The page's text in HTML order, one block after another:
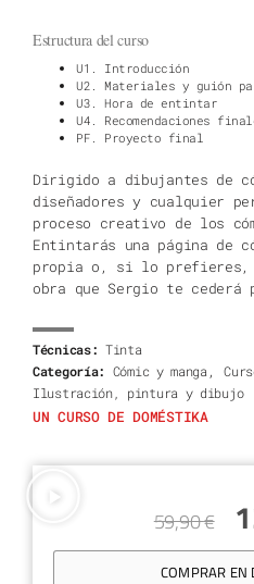
Estructura del curso
U1. Introducción
U2. Materiales y guión
U3. Hora de entintar
U4. Recomendaciones
PF. Proyecto final
Dirigido a dibujantes de
diseñadores y cualquier
proceso creativo de los
Entintarás una página de
propia o, si lo prefieres,
obra que Sergio te
Técnicas: Tinta
Categoría: Cómic y manga,
Ilustración, pintura y dibujo
UN CURSO DE DOMÉSTIKA
59,90€
COMPRAR EN